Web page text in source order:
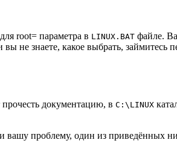
root= параметра в LINUX.BAT файле.
не знаете, какое выбрать, займитесь
прочесть документацию, вC:\LINUX
проблему, один из приведённых